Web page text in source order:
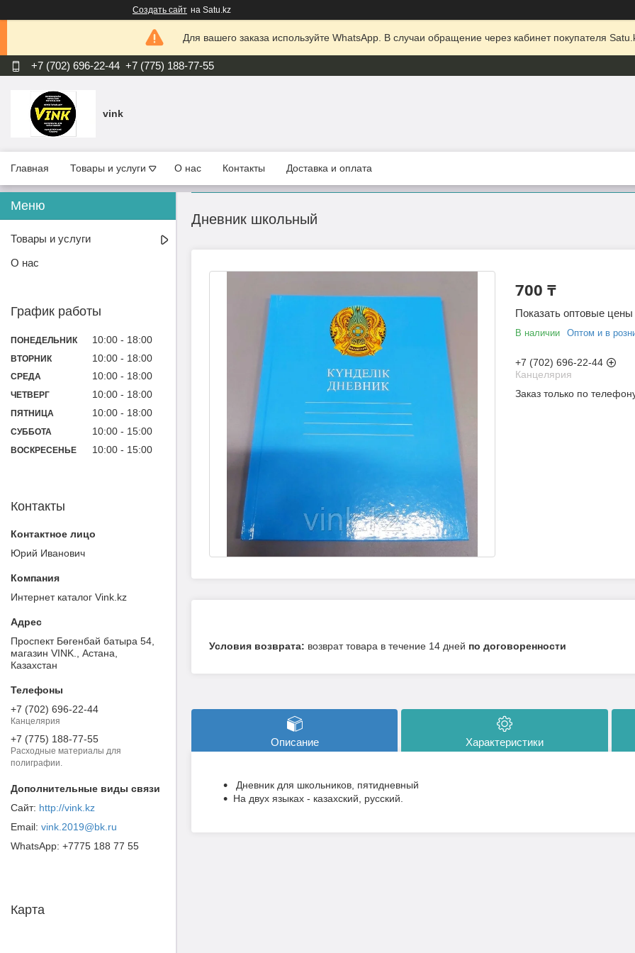
Создать сайт на Satu.kz
Для вашего заказа используйте WhatsApp. В случаи обращение через кабинет покупателя
+7 (702) 696-22-44 +7 (775) 188-77-55
vink
Главная Товары и услуги О нас Контакты Доставка и оплата
Дневник школьный
700 ₸
Показать оптовые цены
В наличии Оптом и в
+7 (702) 696-22-44
Канцелярия
Заказ только по
возврат товара в течение 14 дней по договоренности
Описание Характеристики
Дневник для школьников, пятидневный
На двух языках - казахский, русский.
Товары и услуги
О нас
График работы
ПОНЕДЕЛЬНИК 10:00 18:00
ВТОРНИК 10:00 18:00
СРЕДА 10:00 18:00
ЧЕТВЕРГ 10:00 18:00
ПЯТНИЦА 10:00 18:00
СУББОТА 10:00 15:00
ВОСКРЕСЕНЬЕ 10:00 15:00
Контакты
Юрий Иванович
Интернет каталог Vink.kz
Проспект Бөгенбай батыра 54,
магазин VINK., Астана,
Казахстан
+7 (702) 696-22-44
Канцелярия
+7 (775) 188-77-55
Расходные материалы для
полиграфии.
http://vink.kz
vink.2019@bk.ru
+7775 188 77 55
Карта